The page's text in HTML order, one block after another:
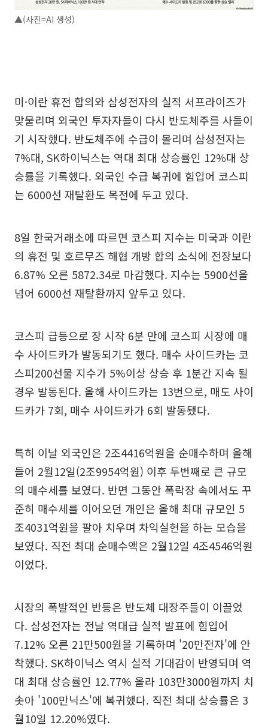
▲(사진=AI 생성)
미·이란 휴전 합의와 삼성전자의 실적 서프라이즈가
맞물리며 외국인 투자자들이 다시 반도체주를 사들이
기 시작했다. 반도체주에 수급이 몰리며 삼성전자는
7%대, SK하이닉스는 역대 최대 상승률인 12%대 상
승률을 기록했다. 외국인 수급 복귀에 힘입어 코스피
는 6000선 재탈환도 목전에 두고 있다.
8일 한국거래소에 따르면 코스피 지수는 미국과 이란
의 휴전 및 호르무즈 해협 개방 합의 소식에 전장보다
6.87% 오른 5872.34로 마감했다. 지수는 5900선을
넘어 6000선 재탈환까지 앞두고 있다.
코스피 급등으로 장 시작 6분 만에 코스피 시장에 매
수 사이드카가 발동되기도 했다. 매수 사이드카는 코
스피200선물 지수가 5%이상 상승 후 1분간 지속 될
경우 발동된다. 올해 사이드카는 13번으로, 매도 사이
드카가 7회, 매수 사이드카가 6회 발동됐다.
특히 이날 외국인은 2조4416억원을 순매수하며 올해
들어 2월12일(2조9954억원) 이후 두번째로 큰 규모
의 매수세를 보였다. 반면 그동안 폭락장 속에서도 꾸
준히 매수세를 이어오던 개인은 올해 최대 규모인 5
조4031억원을 팔아 치우며 차익실현을 하는 모습을
보였다. 직전 최대 순매수액은 2월12일 4조4546억원
이었다.
시장의 폭발적인 반등은 반도체 대장주들이 이끌었
다. 삼성전자는 전날 역대급 실적 발표에 힘입어
7.12% 오른 21만500원을 기록하며 '20만전자'에 안
착했다. SK하이닉스 역시 실적 기대감이 반영되며 역
대 최대 상승률인 12.77% 올라 103만3000원까지 치
솟아 '100만닉스'에 복귀했다. 직전 최대 상승률은 3
월10일 12.20%였다.